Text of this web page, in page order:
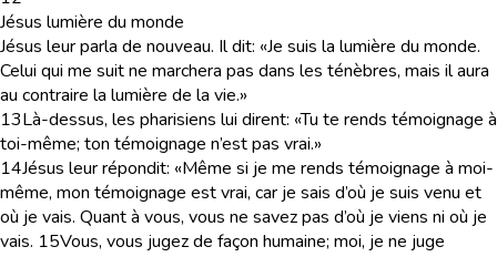
Jésus lumière du monde
Jésus leur parla de nouveau. Il dit: «Je suis la lumière du monde.
Celui qui me suit ne marchera pas dans les ténèbres, mais il aura
au contraire la lumière de la vie.»
13Là-dessus, les pharisiens lui dirent: «Tu te rends témoignage à
toi-même; ton témoignage n’est pas vrai.»
14Jésus leur répondit: «Même si je me rends témoignage à moi-
même, mon témoignage est vrai, car je sais d’où je suis venu et
où je vais. Quant à vous, vous ne savez pas d’où je viens ni où je
vais. 15Vous, vous jugez de façon humaine; moi, je ne juge